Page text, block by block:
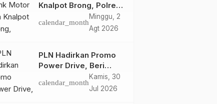
Knalpot Brong, Polres
Tanjab Barat Amankan
Belasan Kendaraan
calendar_month
Minggu, 2
Agt 2026
PLN Hadirkan Promo
Power Drive, Beri
Diskon Tambah Daya
50% di Ajang GIIAS
calendar_month
Kamis, 30
Jul 2026